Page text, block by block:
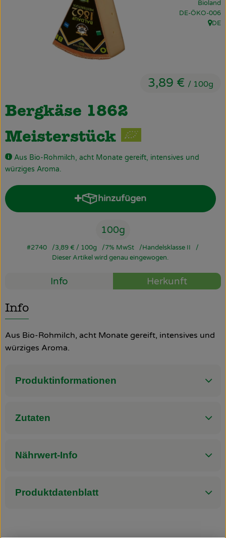
Obst & Gemüse
Naturwaren
Getränke
Drogerie
So geht’s
Rezepte
Bergkäse 1862
Meisterstück
Aus Bio-Rohmilch, acht Monate gereift, intensives und
würziges Aroma.
3,89 € / 100g
Bioland
, Kontrollstelle:
DE-ÖKO-006
,
DE
hinzufügen
Produkt zum Warenkorb
100g
#2740 3,89 € / 100g 7% MwSt
Handelsklasse II
Dieser Artikel wird genau eingewogen.
Info Herkunft
Info
Aus Bio-Rohmilch, acht Monate gereift, intensives und
würziges Aroma.
Produktinformationen
Zutaten
Nährwert-Info
Produktdatenblatt